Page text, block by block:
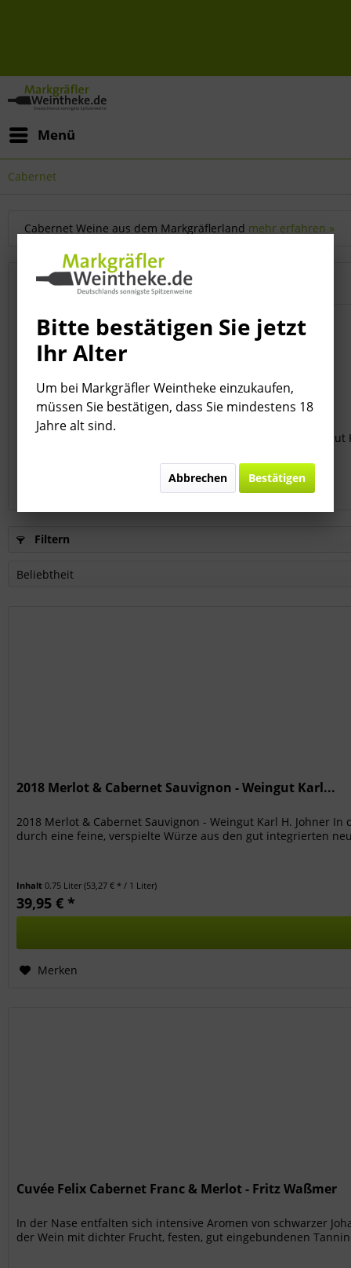
Menü
Cabernet
Cabernet Weine aus dem Markgräflerland mehr erfahren »
Topseller
2018 Merlot & Cabernet Sauvignon - Weingut
Inhalt 0.75 Liter (53,27 € * / 1 Liter)
39,95 € *
Filtern
2018 Merlot & Cabernet Sauvignon - Weingut Karl...
2018 Merlot & Cabernet Sauvignon - Weingut Karl H. Johner
durch eine feine, verspielte Würze aus den gut integrierten
Inhalt0.75 Liter(53,27 € * / 1 Liter)
39,95 € *
Merken
Cuvée Felix Cabernet Franc & Merlot - Fritz Waßmer
In der Nase entfalten sich intensive Aromen von schwarzer
der Wein mit dichter Frucht, festen, gut eingebundenen
Bitte bestätigen Sie jetzt
Ihr Alter
Um bei Markgräfler Weintheke einzukaufen,
müssen Sie bestätigen, dass Sie mindestens 18
Jahre alt sind.
Abbrechen Bestätigen